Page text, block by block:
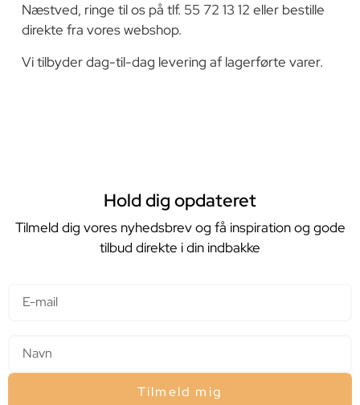
Næstved, ringe til os på tlf. 55 72 13 12 eller bestille
direkte fra vores webshop.
Vi tilbyder dag-til-dag levering af lagerførte varer.
Hold dig opdateret
Tilmeld dig vores nyhedsbrev og få inspiration og gode
tilbud direkte i din indbakke
Tilmeld mig